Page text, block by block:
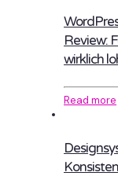
Review:
wirklich
Read more